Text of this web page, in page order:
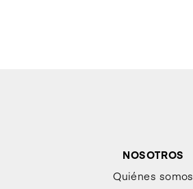
NOSOTROS
Quiénes somos